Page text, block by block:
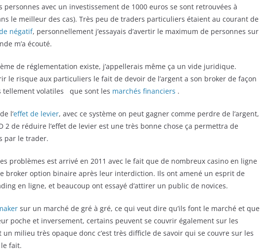
avec un investissement de 1000 euros se sont retrouvées à
le meilleur des cas). Très peu de traders particuliers étaient au courant de
négatif, personnellement j’essayais d’avertir le maximum de personnes sur
m’a écouté.
de réglementation existe, j’appellerais même ça un vide juridique.
le risque aux particuliers le fait de devoir de l’argent a son broker de façon
tellement volatiles que sont les marchés financiers .
l’effet de levier, avec ce système on peut gagner comme perdre de l’argent,
2 de réduire l’effet de levier est une très bonne chose ça permettra de
par le trader.
problèmes est arrivé en 2011 avec le fait que de nombreux casino en ligne
broker option binaire après leur interdiction. Ils ont amené un esprit de
en ligne, et beaucoup ont essayé d’attirer un public de novices.
sur un marché de gré à gré, ce qui veut dire qu’ils font le marché et que
poche et inversement, certains peuvent se couvrir également sur les
un milieu très opaque donc c’est très difficle de savoir qui se couvre sur les
fait.